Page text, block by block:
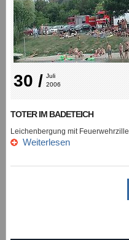
30 / Juli
2006
TOTER IM BADETEICH
Leichenbergung mit Feuerwehrzille
Weiterlesen